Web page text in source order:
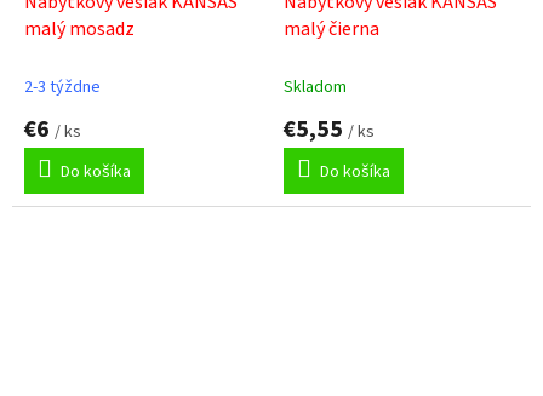
malý mosadz
2-3 týždne
€6 / ks
Do košíka
malý čierna
Skladom
€5,55 / ks
Do košíka